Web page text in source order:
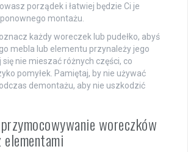
porządek i łatwiej będzie Ci je
montażu.
każdy woreczek lub pudełko, abyś
mebla lub elementu przynależy jego
nie mieszać różnych części, co
pomyłek. Pamiętaj, by nie używać
demontażu, aby nie uszkodzić
woreczków
elementami